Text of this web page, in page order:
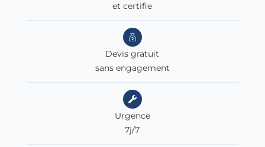
et certifie
Devis gratuit
sans engagement
Urgence
7j/7